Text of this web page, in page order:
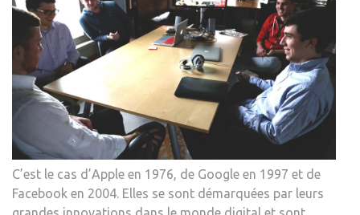
C’est le cas d’Apple en 1976, de Google en 1997 et de
Facebook en 2004. Elles se sont démarquées par leurs